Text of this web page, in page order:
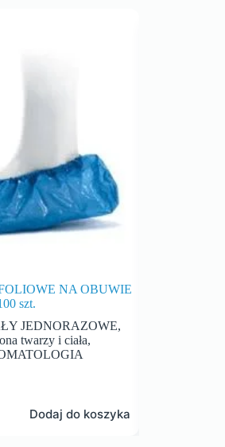
NA OBUWIE
szt.
JEDNORAZOWE,
twarzy i ciała,
Dodaj do koszyka